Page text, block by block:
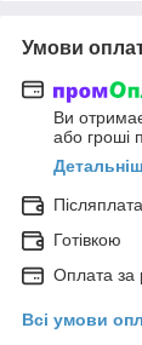
Умови
Ви
або гроші
Післяплата
Готівкою
Оплата за
Всі умови